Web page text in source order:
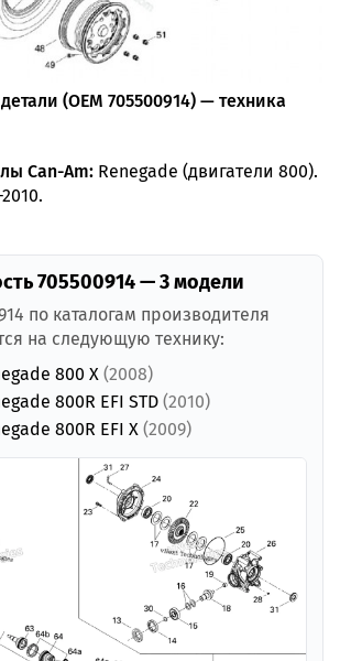
(OEM 705500914) — техника
Can-Am: Renegade (двигатели 800).
705500914 — 3 модели
по каталогам производителя
на следующую технику:
800 X (2008)
800R EFI STD (2010)
800R EFI X (2009)